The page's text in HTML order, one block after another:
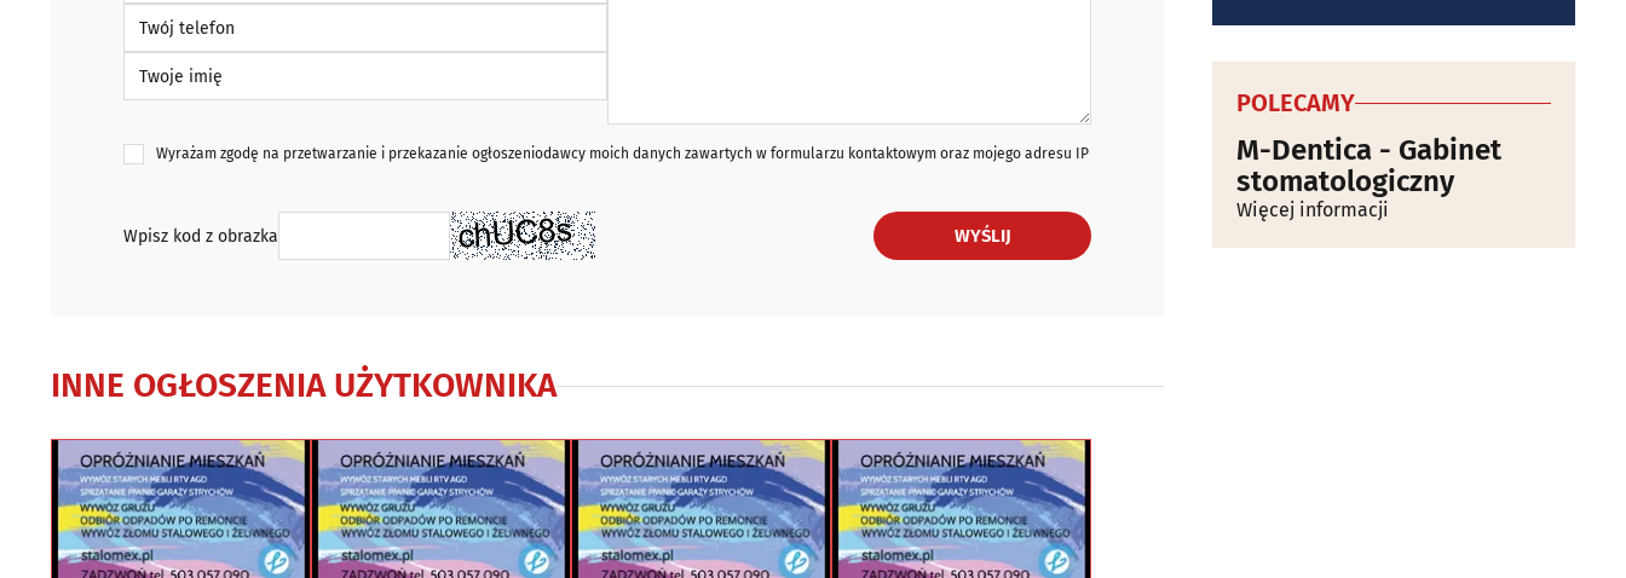
Wyrażam zgodę na przetwarzanie i przekazanie ogłoszeniodawcy moich danych zawartych w formularzu kontaktowym oraz mojego adresu IP
Wpisz kod z obrazka WYŚLIJ
INNE OGŁOSZENIA UŻYTKOWNIKA
POLECAMY
M-Dentica - Gabinet
stomatologiczny
Więcej informacji